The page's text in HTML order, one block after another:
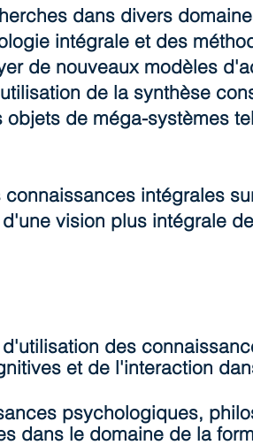
dans divers
intégrale et des
de nouveaux modèles
de la synthèse
de méga-systèmes
intégrales
vision plus intégrale
des
et de l'interaction
psychologiques,
dans le domaine de la